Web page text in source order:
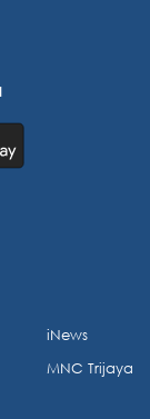
iNews
MNC Trijaya